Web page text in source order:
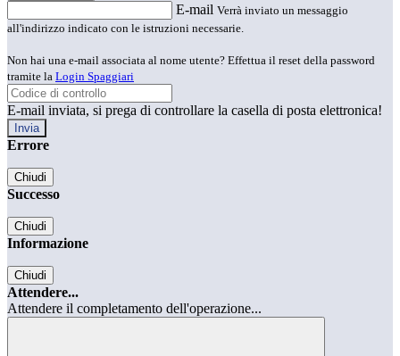
E-mail Verrà inviato un messaggio
all'indirizzo indicato con le istruzioni necessarie.
Non hai una e-mail associata al nome utente? Effettua il reset della password
tramite la Login Spaggiari
E-mail inviata, si prega di controllare la casella di posta elettronica!
Errore
Chiudi
Successo
Chiudi
Informazione
Chiudi
Attendere...
Attendere il completamento dell'operazione...